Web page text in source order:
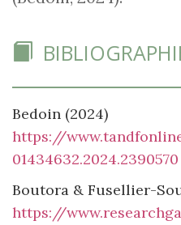
Bedoin (2024)
https://
01434632.2024.2390570
Boutora & Fusellier-
https://